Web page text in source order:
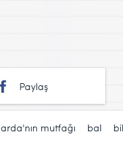
Paylaş
arda'nın mutfağı bal